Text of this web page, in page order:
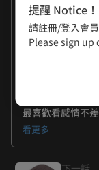
二毛
黃踹
看更多
提醒 Notice！
請註冊/登入會
Please sign up